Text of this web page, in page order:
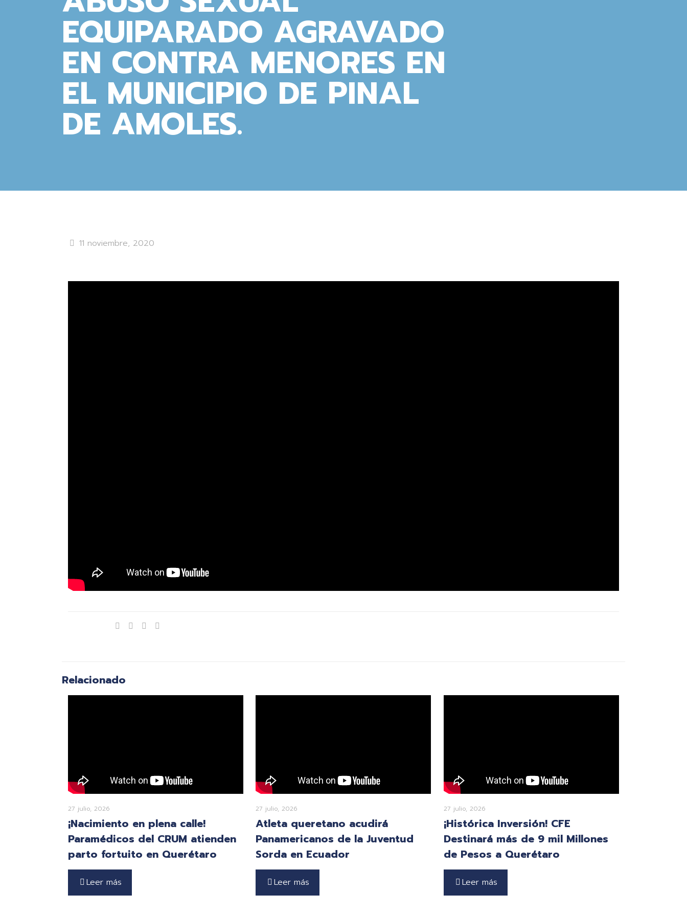
EQUIPARADO AGRAVADO
EN CONTRA MENORES EN
EL MUNICIPIO DE PINAL
DE AMOLES.
11 noviembre, 2020
Relacionado
27 julio, 2026
¡Nacimiento en plena calle!
Paramédicos del CRUM atienden
parto fortuito en Querétaro
Leer más
27 julio, 2026
Atleta queretano acudirá
Panamericanos de la Juventud
Sorda en Ecuador
Leer más
27 julio, 2026
¡Histórica Inversión! CFE
Destinará más de 9 mil Millones
de Pesos a Querétaro
Leer más